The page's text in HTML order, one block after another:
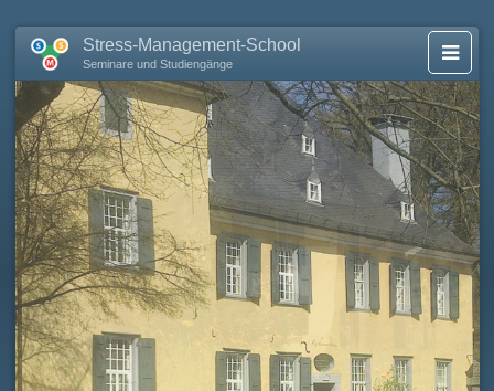
Stress-Management-School
Seminare und Studiengänge